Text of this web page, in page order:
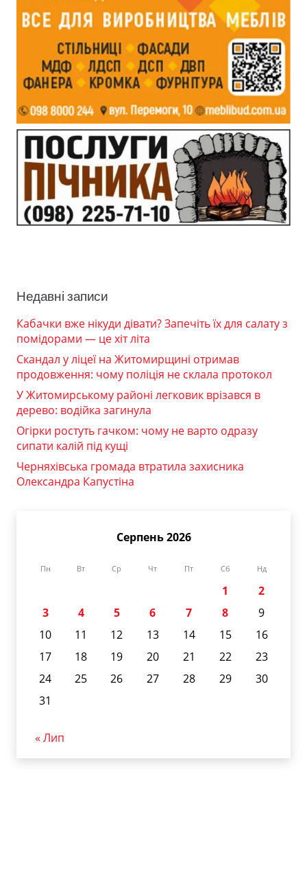
Недавні записи
Кабачки вже нікуди дівати? Запечіть їх для салату з
помідорами — це хіт літа
Скандал у ліцеї на Житомирщині отримав
продовження: чому поліція не склала протокол
У Житомирському районі легковик врізався в
дерево: водійка загинула
Огірки ростуть гачком: чому не варто одразу
сипати калій під кущі
Черняхівська громада втратила захисника
Олександра Капустіна
Серпень 2026
Пн Вт Ср Чт Пт Сб Нд
1
2
3
4 5 6 7 8
9
10
11 12 13 14 15
16
17
18 19 20 21 22
23
24
25 26 27 28 29
30
31
« Лип